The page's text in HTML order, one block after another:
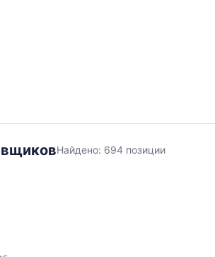
Нержавейка
Найдено: 694 позиции